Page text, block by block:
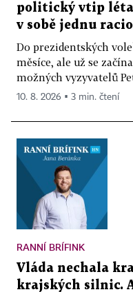
politický vtip
v sobě jednu
Do prezidentských
měsíce, ale už se
možných vyzyvatelů
10. 8. 2026 ▪ 3 min. čtení
RANNÍ BRÍFINK
Vláda nechala
krajských silnic.